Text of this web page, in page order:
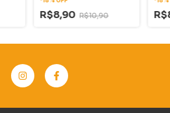
R$8,90 R$10,90